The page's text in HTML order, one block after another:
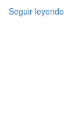
Seguir leyendo